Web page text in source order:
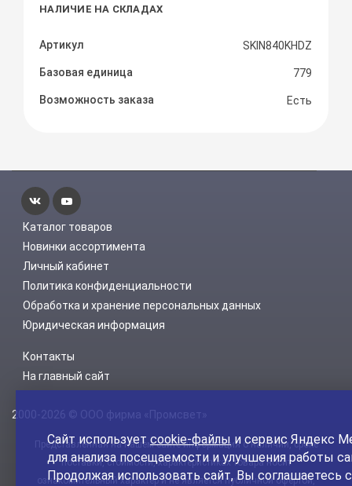
НАЛИЧИЕ НА СКЛАДАХ
Артикул SKIN840KHDZ
Базовая единица 779
Возможность заказа Есть
Каталог товаров
Новинки ассортимента
Личный кабинет
Политика конфиденциальности
Обработка и хранение персональных данных
Юридическая информация
Контакты
На главный сайт
2000-2026 © ООО фирма «Промсвет»
Представленная на нашем сайте информация о наличии, сроке
поставки, стоимости, характеристиках товара носит
ознакомительный характер и не является публичной офертой,
Сайт используетcookie-файлы и сервис Яндекс
для анализа посещаемости и улучшения работы
Продолжая использовать сайт, Вы соглашаетесь